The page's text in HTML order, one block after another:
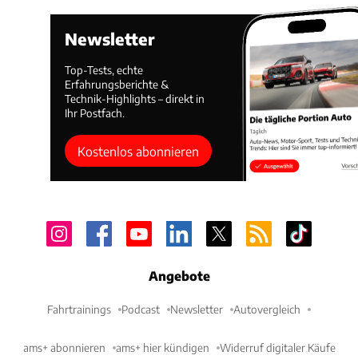
Newsletter
Top-Tests, echte
Erfahrungsberichte &
Technik-Highlights – direkt in
Ihr Postfach.
Kostenlos abonnieren
Angebote
Fahrtrainings Podcast Newsletter Autovergleich
ams+ abonnieren ams+ hier kündigen Widerruf digitaler Käufe